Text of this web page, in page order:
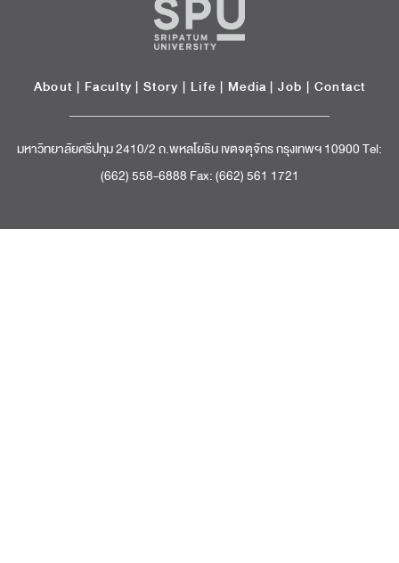
About | Faculty | Story | Life | Media |Job | Contact
มหาวิทยาลัยศรีปทุม 2410/2 ถ.พหลโยธิน เขตจตุจักร กรุงเทพฯ 10900 Tel:
(662) 558-6888 Fax: (662) 561 1721